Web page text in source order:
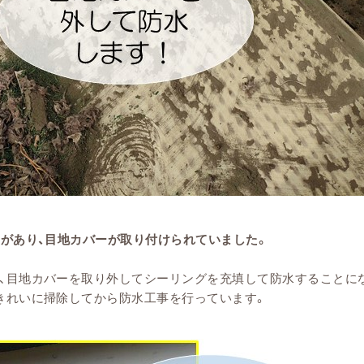
あり、目地カバーが取り付けられていました。
地カバーを取り外してシーリングを充填して防水することに
いに掃除してから防水工事を行っています。